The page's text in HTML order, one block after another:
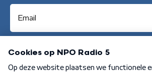
Aanmelden